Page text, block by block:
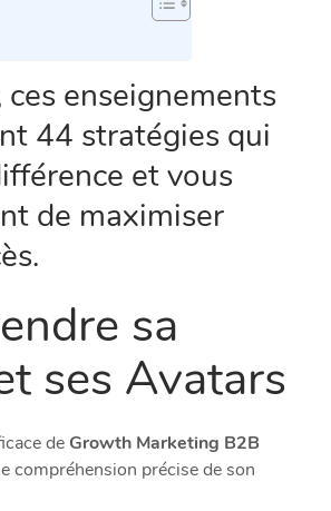
ces enseignements
44 stratégies qui
et vous
de maximiser
sa
ses Avatars
de Growth Marketing B2B
compréhension précise de son